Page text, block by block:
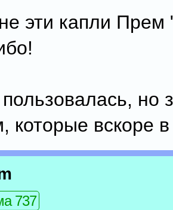
эти капли Прем
но
которые вскоре
737